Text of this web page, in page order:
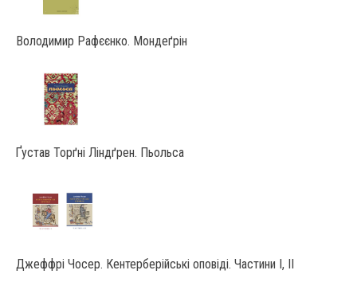
Володимир Рафєєнко. Мондеґрін
Ґустав Торґні Ліндґрен. Пьольса
Джеффрі Чосер. Кентерберійські оповіді. Частини І, ІІ